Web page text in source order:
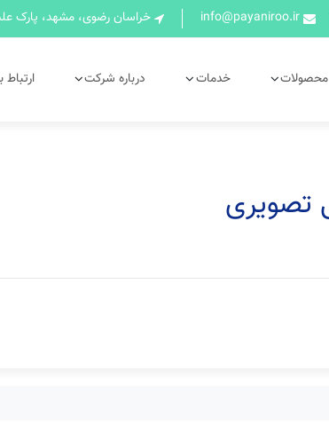
info@payaniroo.ir خراسان رضوی، مشهد، پارک
محصولات خدمات درباره شرکت ارتباط